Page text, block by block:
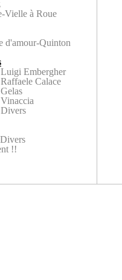
Vielle à Roue
d'amour-Quinton
Embergher
Calace
!!